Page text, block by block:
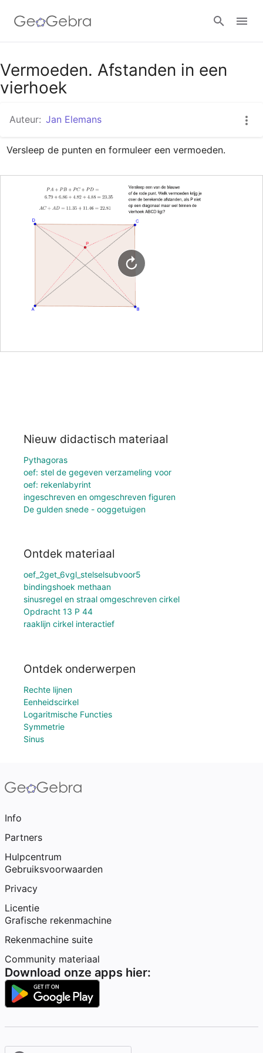
Google Classroom
Aanmelden
Vermoeden. Afstanden in een
vierhoek
Auteur: Jan Elemans
Versleep de punten en formuleer een vermoeden.
Nieuw didactisch materiaal
Pythagoras
oef: stel de gegeven verzameling voor
oef: rekenlabyrint
ingeschreven en omgeschreven figuren
De gulden snede - ooggetuigen
Ontdek materiaal
oef_2get_6vgl_stelselsubvoor5
bindingshoek methaan
sinusregel en straal omgeschreven cirkel
Opdracht 13 P 44
raaklijn cirkel interactief
Ontdek onderwerpen
Rechte lijnen
Eenheidscirkel
Logaritmische Functies
Symmetrie
Sinus
Info
Partners
Hulpcentrum
Gebruiksvoorwaarden
Privacy
Licentie
Grafische rekenmachine
Rekenmachine suite
Community materiaal
Download onze apps hier: